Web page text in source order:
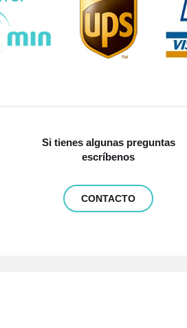
Si tienes algunas preguntas
escríbenos
CONTACTO